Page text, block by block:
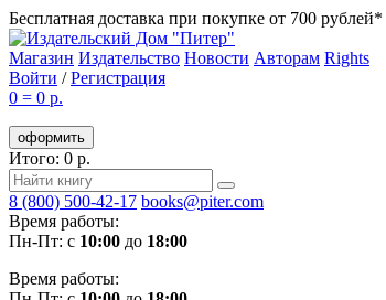
Бесплатная доставка при покупке от 700 рублей*
Магазин Издательство Новости Авторам Rights
Войти /Регистрация
0 = 0 р.
оформить
Итого: 0 р.
8 (800) 500-42-17 books@piter.com
Время работы:
Пн-Пт: с 10:00 до 18:00
Время работы: